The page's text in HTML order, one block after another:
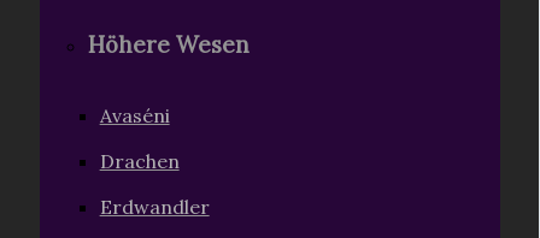
Höhere Wesen
Avaséni
Drachen
Erdwandler